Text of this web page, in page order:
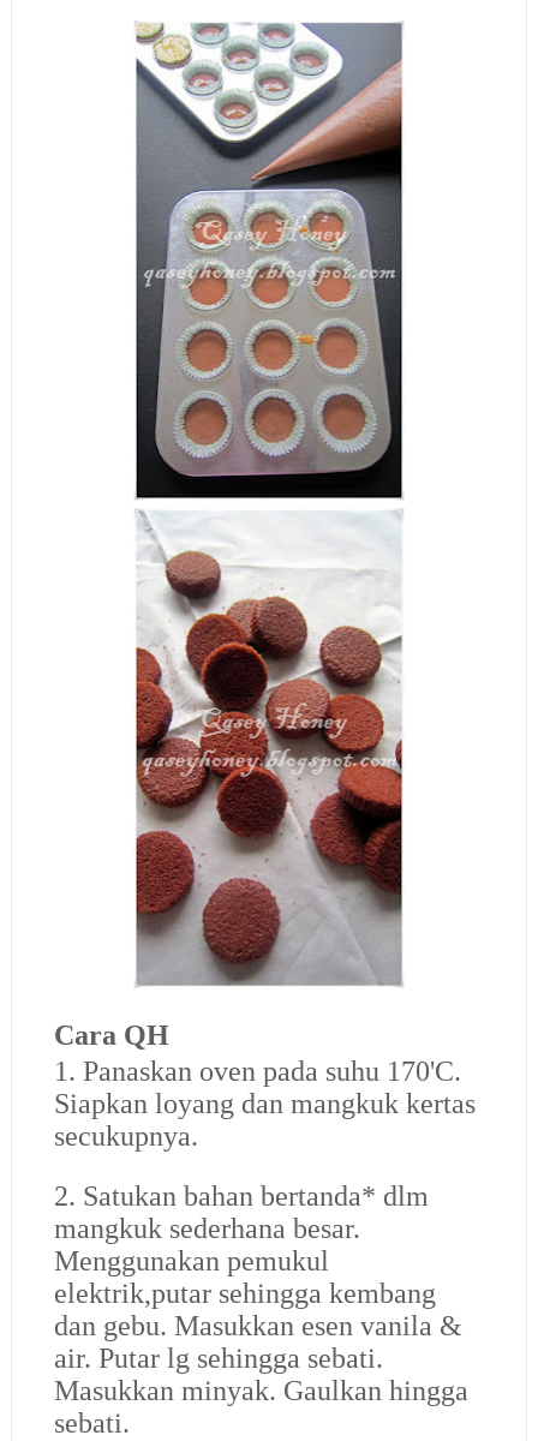
Cara QH
1. Panaskan oven pada suhu 170'C.
Siapkan loyang dan mangkuk kertas
secukupnya.
2. Satukan bahan bertanda* dlm
mangkuk sederhana besar.
Menggunakan pemukul
elektrik,putar sehingga kembang
dan gebu. Masukkan esen vanila &
air. Putar lg sehingga sebati.
Masukkan minyak. Gaulkan hingga
sebati.